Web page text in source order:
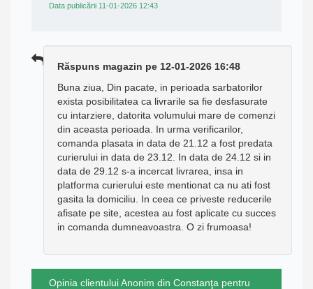
Data publicării 11-01-2026 12:43
Răspuns magazin pe 12-01-2026 16:48
Buna ziua, Din pacate, in perioada sarbatorilor
exista posibilitatea ca livrarile sa fie desfasurate
cu intarziere, datorita volumului mare de comenzi
din aceasta perioada. In urma verificarilor,
comanda plasata in data de 21.12 a fost predata
curierului in data de 23.12. In data de 24.12 si in
data de 29.12 s-a incercat livrarea, insa in
platforma curierului este mentionat ca nu ati fost
gasita la domiciliu. In ceea ce priveste reducerile
afisate pe site, acestea au fost aplicate cu succes
in comanda dumneavoastra. O zi frumoasa!
Opinia clientului Anonim din Constanţa pentru